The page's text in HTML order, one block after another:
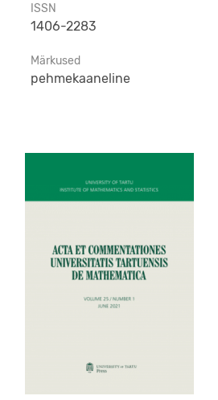
ISSN
1406-2283
Märkused
pehmekaaneline